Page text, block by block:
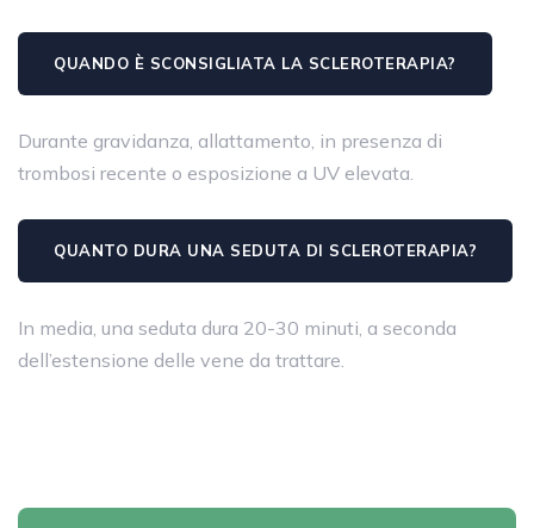
QUANDO È SCONSIGLIATA LA SCLEROTERAPIA?
Durante gravidanza, allattamento, in presenza di
trombosi recente o esposizione a UV elevata.
QUANTO DURA UNA SEDUTA DI SCLEROTERAPIA?
In media, una seduta dura 20-30 minuti, a seconda
dell’estensione delle vene da trattare.